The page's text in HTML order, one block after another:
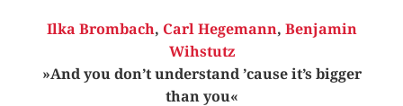
Ilka Brombach, Carl Hegemann, Benjamin
Wihstutz
»And you don’t understand ’cause it’s bigger
than you«